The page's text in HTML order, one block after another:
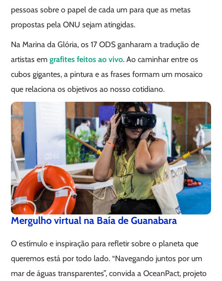
pessoas sobre o papel de cada um para que as metas
propostas pela ONU sejam atingidas.
Na Marina da Glória, os 17 ODS ganharam a tradução de
artistas emgrafites feitos ao vivo. Ao caminhar entre os
cubos gigantes, a pintura e as frases formam um mosaico
que relaciona os objetivos ao nosso cotidiano.
Mergulho virtual na Baía de Guanabara
O estímulo e inspiração para refletir sobre o planeta que
queremos está por todo lado. “Navegando juntos por um
mar de águas transparentes”, convida a OceanPact, projeto